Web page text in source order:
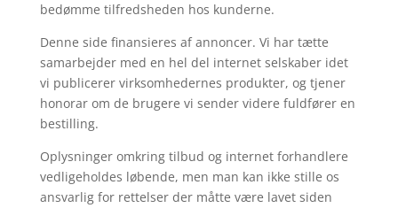
bedømme tilfredsheden hos kunderne.
Denne side finansieres af annoncer. Vi har tætte
samarbejder med en hel del internet selskaber idet
vi publicerer virksomhedernes produkter, og tjener
honorar om de brugere vi sender videre fuldfører en
bestilling.
Oplysninger omkring tilbud og internet forhandlere
vedligeholdes løbende, men man kan ikke stille os
ansvarlig for rettelser der måtte være lavet siden